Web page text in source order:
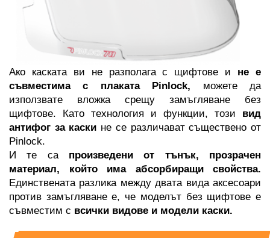
Ако каската ви не разполага с щифтове и не е
съвместима с плаката Pinlock, можете да
използвате вложка срещу замъгляване без
щифтове. Като технология и функции, този вид
антифог за каски не се различават съществено от
Pinlock.
И те са произведени от тънък, прозрачен
материал, който има абсорбиращи свойства.
Единствената разлика между двата вида аксесоари
против замъгляване е, че моделът без щифтове е
съвместим с всички видове и модели каски.